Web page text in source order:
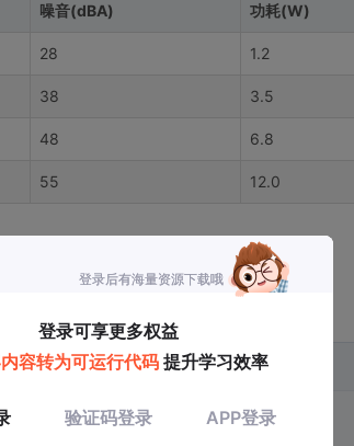
噪音(dBA) 功耗(W)
28 1.2
38 3.5
48 6.8
55 12.0